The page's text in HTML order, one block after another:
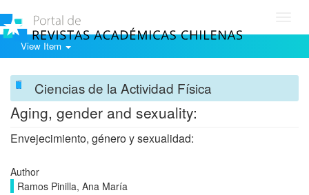
View Item
Ciencias de la Actividad Física
Aging, gender and sexuality:
Envejecimiento, género y sexualidad:
Author
Ramos Pinilla, Ana María